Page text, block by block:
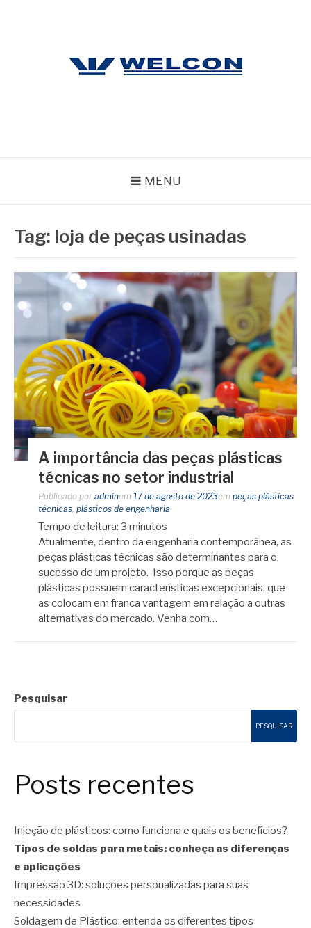
MENU
Tag: loja de peças usinadas
A importância das peças plásticas
técnicas no setor industrial
Publicado por adminem 17 de agosto de 2023em peças plásticas
técnicas plásticos de engenharia
Tempo de leitura: 3 minutos
Atualmente, dentro da engenharia contemporânea, as
peças plásticas técnicas são determinantes para o
sucesso de um projeto. Isso porque as peças
plásticas possuem características excepcionais, que
as colocam em franca vantagem em relação a outras
alternativas do mercado. Venha com…
Pesquisar
PESQUISAR
Posts recentes
Injeção de plásticos: como funciona e quais os benefícios?
Tipos de soldas para metais: conheça as diferenças
e aplicações
Impressão 3D: soluções personalizadas para suas
necessidades
Soldagem de Plástico: entenda os diferentes tipos